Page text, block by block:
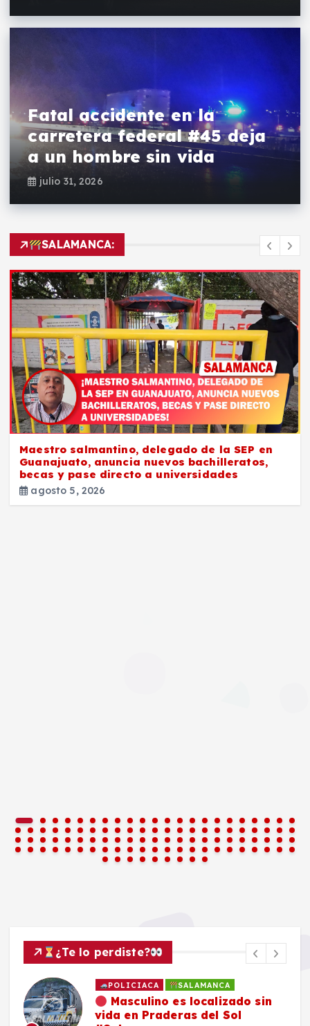
Fatal accidente en la
carretera federal #45 deja
a un hombre sin vida
julio 31, 2026
SALAMANCA:
Maestro salmantino, delegado de la SEP en
Guanajuato, anuncia nuevos bachilleratos,
becas y pase directo a universidades
agosto 5, 2026
¿Te lo perdiste?
POLICIACA SALAMANCA
Masculino es localizado sin
vida en Praderas del Sol